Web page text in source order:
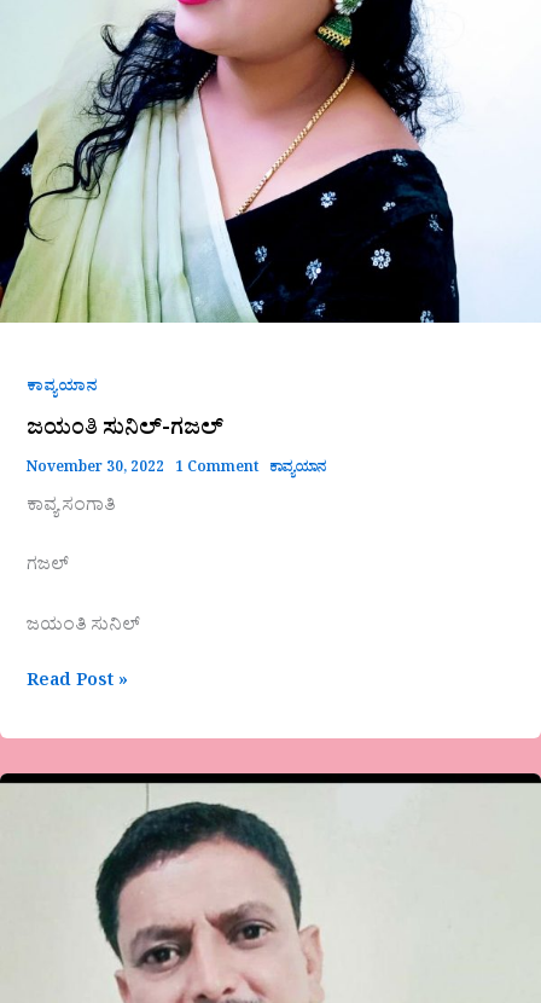
ಕಾವ್ಯಯಾನ
ಜಯಂತಿ ಸುನಿಲ್-ಗಜಲ್
November 30, 2022 1 Comment ಕಾವ್ಯಯಾನ
ಕಾವ್ಯ ಸಂಗಾತಿ
ಗಜಲ್
ಜಯಂತಿ ಸುನಿಲ್
Read Post »
ಇಮಾಮಹುಸೇನ
ಹೀರೆಮನ್ನಾಪೂರ